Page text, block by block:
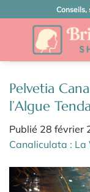
au
Conseils,
Pelvetia
l’Algue
Publié 28 février
Canaliculata : La